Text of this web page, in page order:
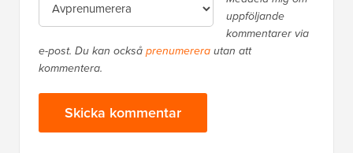
uppföljande
kommentarer via
e-post. Du kan ocksåprenumererautan att
kommentera.